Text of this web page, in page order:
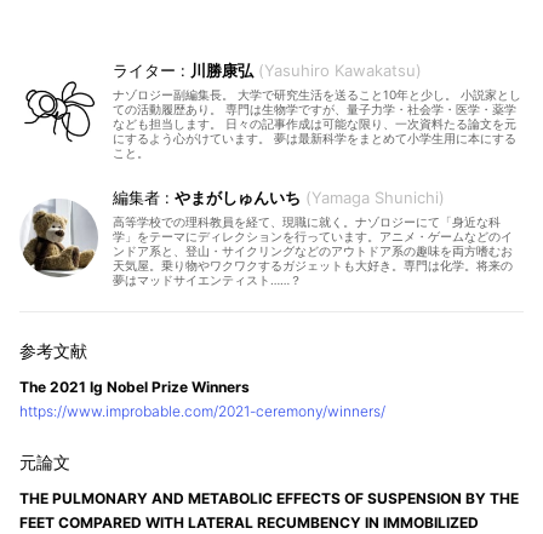
川勝康弘 Yasuhiro Kawakatsu
ナゾロジー副編集長。 大学で研究生活を送ること10年と少し。 小説家とし
ての活動履歴あり。 専門は生物学ですが、量子力学・社会学・医学・薬学
なども担当します。 日々の記事作成は可能な限り、一次資料たる論文を元
にするよう心がけています。 夢は最新科学をまとめて小学生用に本にする
こと。
やまがしゅんいち Yamaga Shunichi
高等学校での理科教員を経て、現職に就く。ナゾロジーにて「身近な科
学」をテーマにディレクションを行っています。アニメ・ゲームなどのイ
ンドア系と、登山・サイクリングなどのアウトドア系の趣味を両方嗜むお
天気屋。乗り物やワクワクするガジェットも大好き。専門は化学。将来の
夢はマッドサイエンティスト……？
The 2021 Ig Nobel Prize Winners
https://www.improbable.com/2021-ceremony/winners/
THE PULMONARY AND METABOLIC EFFECTS OF SUSPENSION BY THE
FEET COMPARED WITH LATERAL RECUMBENCY IN IMMOBILIZED